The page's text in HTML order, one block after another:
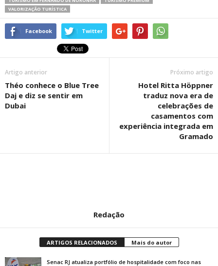
VALORIZAÇÃO TURÍSTICA
Facebook Twitter
Artigo anterior
Théo conhece o Blue Tree
Daj e diz se sentir em
Dubai
Próximo artigo
Hotel Ritta Höppner
traduz nova era de
celebrações de
casamentos com
experiência integrada em
Gramado
Redação
ARTIGOS RELACIONADOS Mais do autor
Senac RJ atualiza portfólio de hospitalidade com foco nas